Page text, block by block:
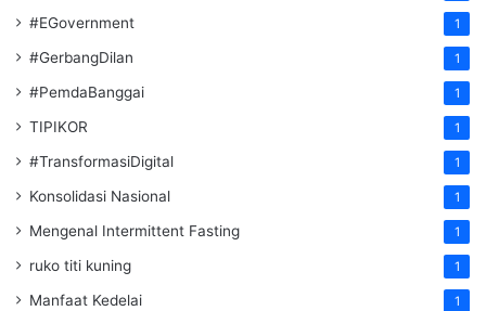
#EGovernment 1
#GerbangDilan 1
#PemdaBanggai 1
TIPIKOR 1
#TransformasiDigital 1
Konsolidasi Nasional 1
Mengenal Intermittent Fasting 1
ruko titi kuning 1
Manfaat Kedelai 1